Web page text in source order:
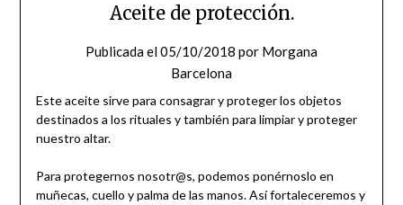
Aceite de protección.
Publicada el05/10/2018 por Morgana
Barcelona
Este aceite sirve para consagrar y proteger los objetos
destinados a los rituales y también para limpiar y proteger
nuestro altar.
Para protegernos nosotr@s, podemos ponérnoslo en
muñecas, cuello y palma de las manos. Así fortaleceremos y